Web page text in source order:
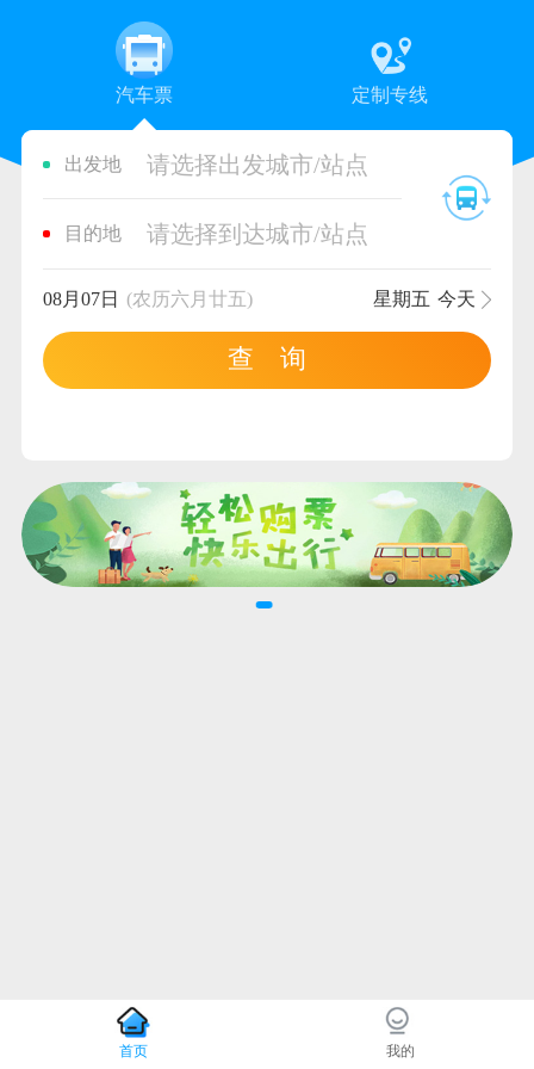
汽车票 定制专线
出发地 请选择出发城市/站点
目的地 请选择到达城市/站点
08月07日 (农历六月廿五) 星期五 今天
查 询
首页 我的